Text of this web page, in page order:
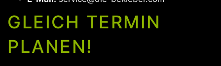
GLEICH TERMIN
PLANEN!